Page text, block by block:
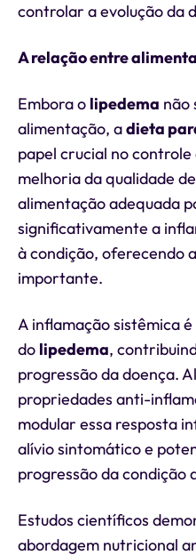
controlar a evolução da
A relação entre
Embora o lipedema não
alimentação, adieta
papel crucial no controle
melhoria da qualidade
alimentação adequada
significativamente a
à condição, oferecendo
importante.
A inflamação sistêmica
do lipedema,
progressão da doença.
propriedades anti-
modular essa resposta
alívio sintomático e
progressão da condição
Estudos científicos
abordagem nutricional